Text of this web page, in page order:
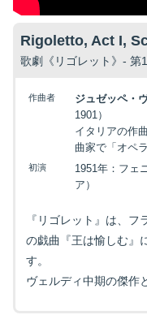
Rigoletto, Act I,
歌劇《リゴレット》- 第
作曲者 ジュゼッペ・
1901）
イタリアの作
曲家で「オペ
初演
1951年：フェ
ア）
『リゴレット』は、
の戯曲『王は愉しむ』
す。
ヴェルディ中期の傑作